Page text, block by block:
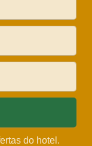
do hotel.